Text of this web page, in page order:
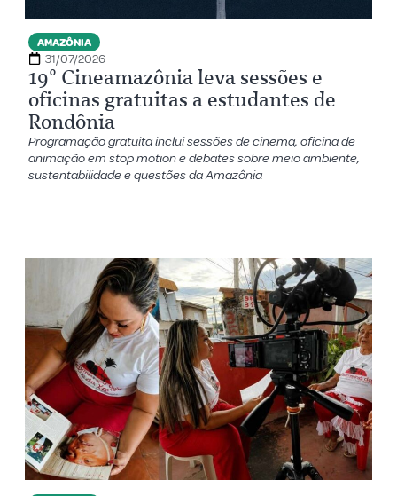
AMAZÔNIA
31/07/2026
19º Cineamazônia leva sessões e
oficinas gratuitas a estudantes de
Rondônia
Programação gratuita inclui sessões de cinema, oficina de
animação em stop motion e debates sobre meio ambiente,
sustentabilidade e questões da Amazônia